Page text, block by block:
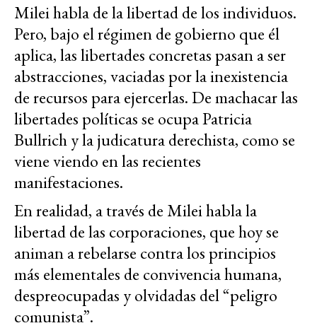
Milei habla de la libertad de los individuos.
Pero, bajo el régimen de gobierno que él
aplica, las libertades concretas pasan a ser
abstracciones, vaciadas por la inexistencia
de recursos para ejercerlas. De machacar las
libertades políticas se ocupa Patricia
Bullrich y la judicatura derechista, como se
viene viendo en las recientes
manifestaciones.
En realidad, a través de Milei habla la
libertad de las corporaciones, que hoy se
animan a rebelarse contra los principios
más elementales de convivencia humana,
despreocupadas y olvidadas del “peligro
comunista”.